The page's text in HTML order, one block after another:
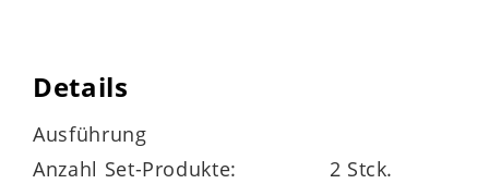
Durch die Materialauswahl ist die
Bettwäsche einlaufsicher, waschbar bei 60
Grad, trocknergeeignet und bügelarm. Im
Details
Ausführung
Anzahl Set-Produkte:
2 Stck.